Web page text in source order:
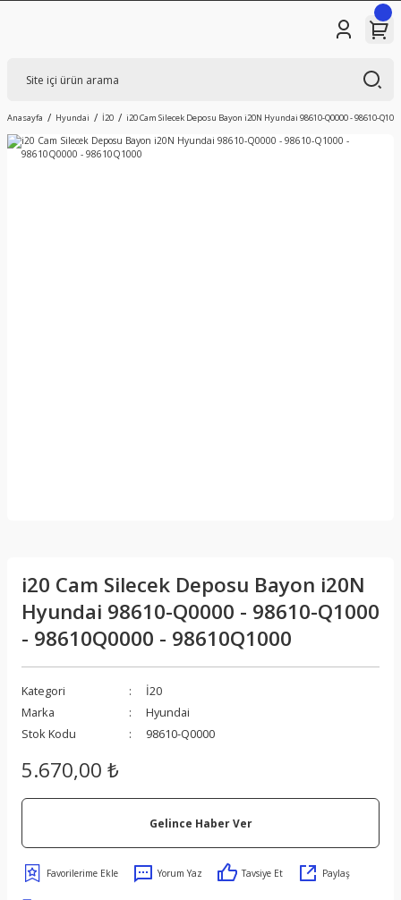
Anasayfa Hyundai İ20 i20 Cam Silecek Deposu Bayon i20N Hyundai 98610-Q0000 - 98610-
i20 Cam Silecek Deposu Bayon i20N
Hyundai 98610-Q0000 - 98610-Q1000
- 98610Q0000 - 98610Q1000
Kategori
İ20
Marka
Hyundai
Stok Kodu
98610-Q0000
5.670,00 ₺
Gelince Haber Ver
Yorum Yaz Tavsiye Et Paylaş